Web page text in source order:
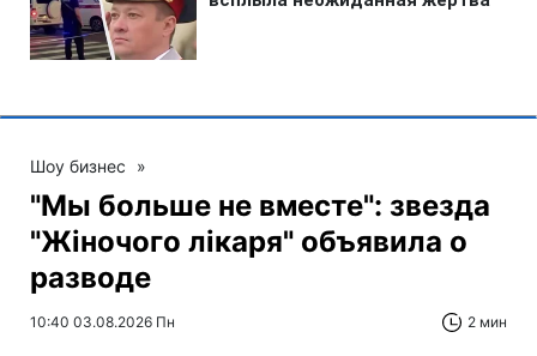
Шоу бизнес »
"Мы больше не вместе": звезда
"Жіночого лікаря" объявила о
разводе
10:40 03.08.2026 Пн 2 мин